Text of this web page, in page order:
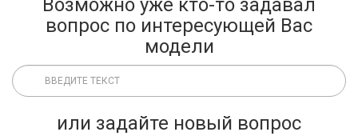
Возможно уже кто-то задавал
вопрос по интересующей Вас
модели
или задайте новый вопрос